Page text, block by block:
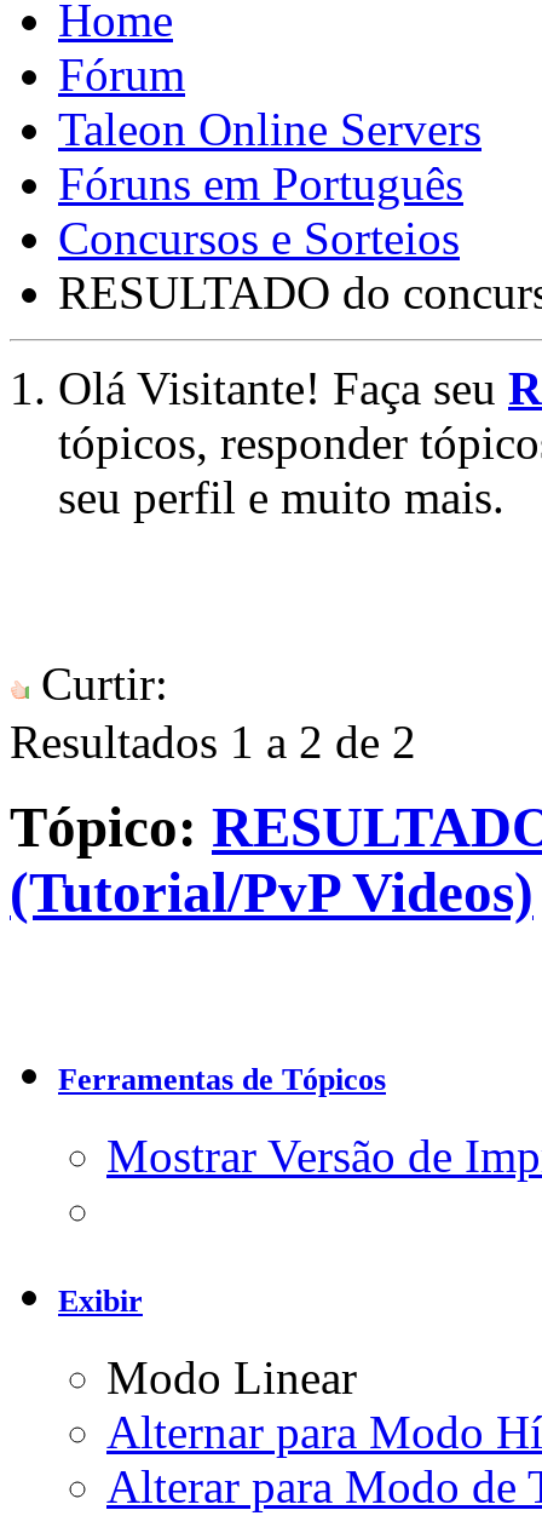
Fórum
Taleon Online Servers
Fóruns em Português
Concursos e Sorteios
RESULTADO do
Olá Visitante! Faça seu
tópicos, responder
seu perfil e muito mais.
Curtir:
Resultados 1 a 2 de 2
Tópico:
(Tutorial/PvP Videos)
Ferramentas de Tópicos
Mostrar Versão de
Exibir
Modo Linear
Alternar para Modo
Alterar para Modo de